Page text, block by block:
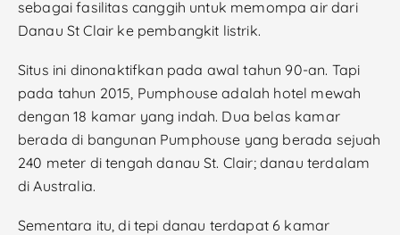
sebagai fasilitas canggih untuk memompa air dari
Danau St Clair ke pembangkit listrik.
Situs ini dinonaktifkan pada awal tahun 90-an. Tapi
pada tahun 2015, Pumphouse adalah hotel mewah
dengan 18 kamar yang indah. Dua belas kamar
berada di bangunan Pumphouse yang berada sejuah
240 meter di tengah danau St. Clair; danau terdalam
di Australia.
Sementara itu, di tepi danau terdapat 6 kamar